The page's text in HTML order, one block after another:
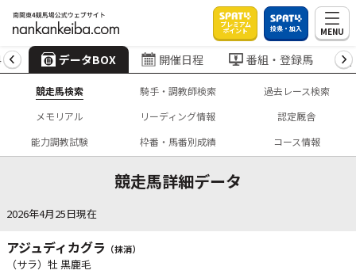
プレミアム
ポイント 投票・加入 MENU
データBOX 開催日程 番組・登録馬
競走馬検索 騎手・調教師検索
過去レース検索
メモリアル
リーディング情報
認定厩舎
能力調教試験
枠番・馬番別成績 コース情報
競走馬詳細データ
2026年4月25日現在
アジュディカグラ （抹消）
（サラ）牡 黒鹿毛